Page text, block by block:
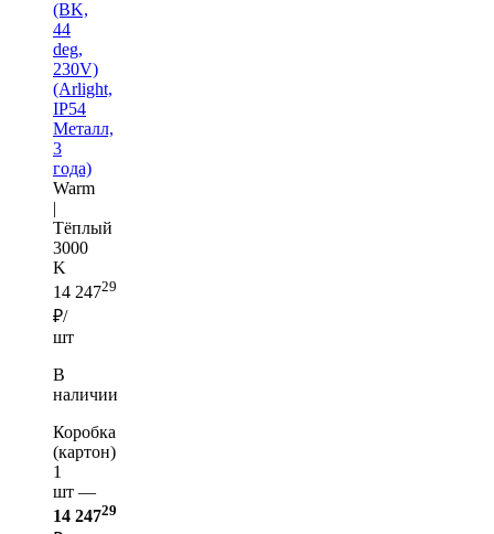
(BK,
44
deg,
230V)
(Arlight,
IP54
Металл,
3
года)
Warm
|
Тёплый
3000
K
14 24729
₽/
шт
В
наличии
Коробка
(картон)
1
шт —
14 24729